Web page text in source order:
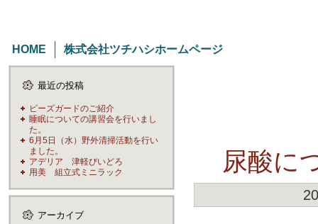
HOME 株式会社ツチハシホームページ
最近の投稿
ピーズガードのご紹介
睡眠についての講習会を行いまし
た。
6月5日（水）野外清掃活動を行い
ました。
アデリア 津軽びいどろ
用美 組立式ミニラック
アーカイブ
尿酸に